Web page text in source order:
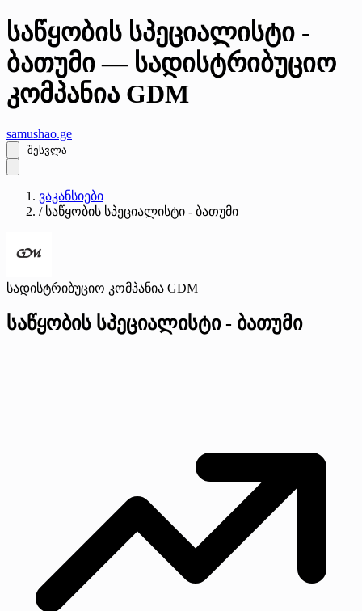
საწყობის სპეციალისტი -
ბათუმი — სადისტრიბუციო
კომპანია GDM
samushao.ge
შესვლა
ვაკანსიები
/ საწყობის სპეციალისტი - ბათუმი
სადისტრიბუციო კომპანია GDM
საწყობის სპეციალისტი - ბათუმი